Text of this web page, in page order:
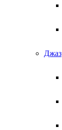
Джаз